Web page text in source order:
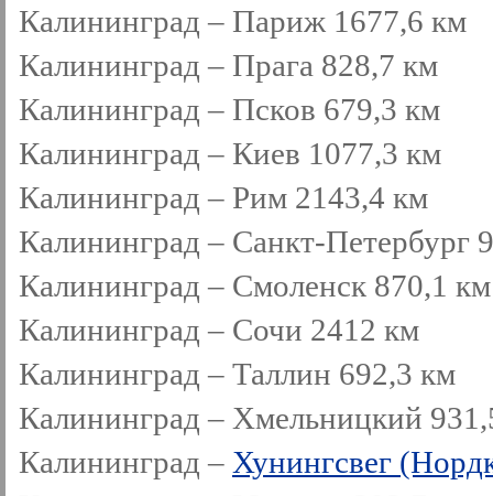
Калининград – Париж 1677,6 км
Калининград – Прага 828,7 км
Калининград – Псков 679,3 км
Калининград – Киев 1077,3 км
Калининград – Рим 2143,4 км
Калининград – Санкт-Петербург
Калининград – Смоленск 870,1 км
Калининград – Сочи 2412 км
Калининград – Таллин 692,3 км
Калининград – Хмельницкий
Калининград – Хунингсвег